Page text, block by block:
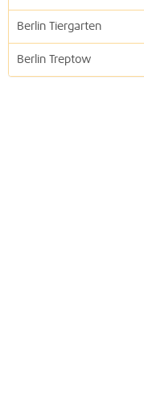
Berlin Tiergarten
Berlin Treptow